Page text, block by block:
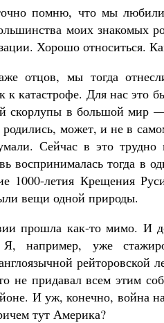
помню, что мы
моих знакомых
Хорошо относиться.
отцов, мы тогда
к катастрофе. Для нас это
скорлупы в большой мир
может, и не в
Сейчас в это трудно
воспринималась тогда в
1000-летия Крещения
вещи одной природы.
прошла как-то мимо. И
например, уже
рейторовской
придавал всем этим
И уж, конечно, война
тут Америка?